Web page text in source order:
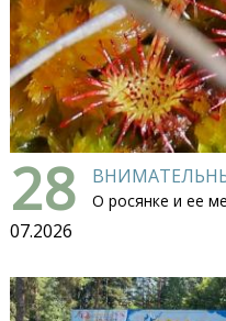
28
07.2026
О росянке и ее